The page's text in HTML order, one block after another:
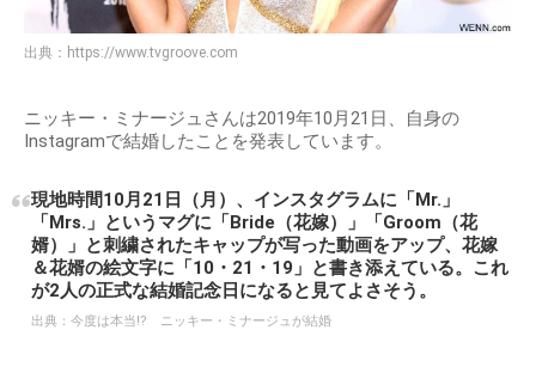
出典： https://www.tvgroove.com
ニッキー・ミナージュさんは2019年10月21日、自身の
Instagramで結婚したことを発表しています。
現地時間10月21日（月）、インスタグラムに「Mr.」
「Mrs.」というマグに「Bride（花嫁）」「Groom（花
婿）」と刺繍されたキャップが写った動画をアップ、花嫁
＆花婿の絵文字に「10・21・19」と書き添えている。これ
が2人の正式な結婚記念日になると見てよさそう。
出典： 今度は本当!? ニッキー・ミナージュが結婚